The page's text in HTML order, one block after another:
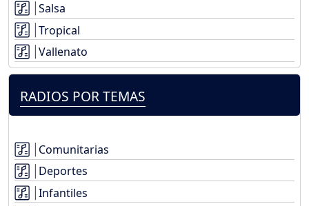
Salsa
Tropical
Vallenato
RADIOS POR TEMAS
Comunitarias
Deportes
Infantiles